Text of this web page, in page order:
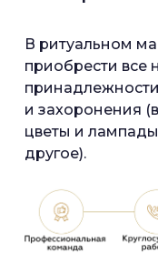
В ритуальном
приобрести
и захоронения
цветы и
другое).